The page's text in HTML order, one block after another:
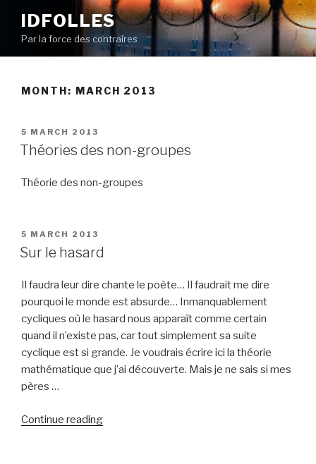
content
IDFOLLES
Par la force des contraires
MONTH: MARCH 2013
POSTED
ON
5 MARCH 2013
Théories des non-groupes
Théorie des non-groupes
POSTED
ON
5 MARCH 2013
Sur le hasard
Il faudra leur dire chante le poète… Il faudrait me dire
pourquoi le monde est absurde… Inmanquablement
cycliques où le hasard nous apparaît comme certain
quand il n’existe pas, car tout simplement sa suite
cyclique est si grande. Je voudrais écrire ici la théorie
mathématique que j’ai découverte. Mais je ne sais si mes
pères …
Continue reading“Sur